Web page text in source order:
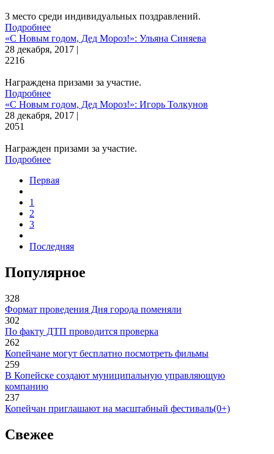
3 место среди индивидуальных поздравлений.
Подробнее
«С Новым годом, Дед Мороз!»: Ульяна Синяева
28 декабря, 2017 |
2216
Награждена призами за участие.
Подробнее
«С Новым годом, Дед Мороз!»: Игорь Толкунов
28 декабря, 2017 |
2051
Награжден призами за участие.
Подробнее
Первая
1
2
3
Последняя
Популярное
328
Формат проведения Дня города поменяли
302
По факту ДТП проводится проверка
262
Копейчане могут бесплатно посмотреть фильмы
259
В Копейске создают муниципальную управляющую
компанию
237
Копейчан приглашают на масштабный фестиваль(0+)
Свежее